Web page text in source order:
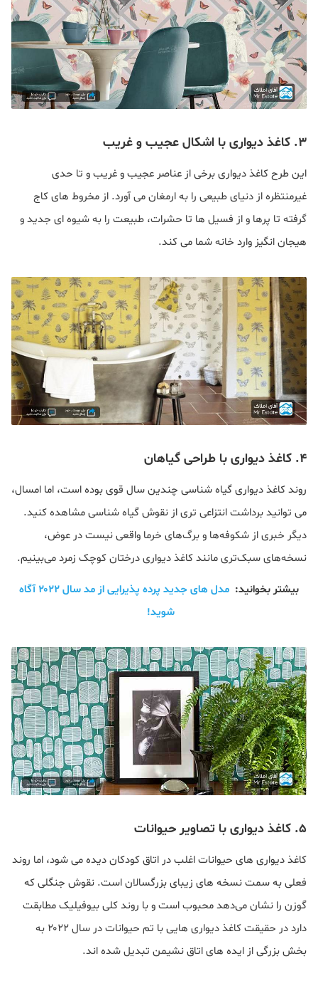
۳. کاغذ دیواری با اشکال عجیب و غریب
این طرح کاغذ دیواری برخی از عناصر عجیب و غریب و تا حدی
غیرمنتظره از دنیای طبیعی را به ارمغان می آورد. از مخروط های کاج
گرفته تا پرها و از فسیل ها تا حشرات، طبیعت را به شیوه ای جدید و
هیجان انگیز وارد خانه شما می کند.
۴. کاغذ دیواری با طراحی گیاهان
روند کاغذ دیواری گیاه شناسی چندین سال قوی بوده است، اما امسال،
می توانید برداشت انتزاعی تری از نقوش گیاه شناسی مشاهده کنید.
دیگر خبری از شکوفه‌ها و برگ‌های خرما واقعی نیست در عوض،
نسخه‌های سبک‌تری مانند کاغذ دیواری درختان کوچک زمرد می‌بینیم.
بیشتر بخوانید:
مدل های جدید پرده پذیرایی از مد سال ۲۰۲۲ آگاه
شوید!
۵. کاغذ دیواری با تصاویر حیوانات
کاغذ دیواری های حیوانات اغلب در اتاق کودکان دیده می شود، اما روند
فعلی به سمت نسخه های زیبای بزرگسالان است. نقوش جنگلی که
گوزن را نشان می‌دهد محبوب است و با روند کلی بیوفیلیک مطابقت
دارد در حقیقت کاغذ دیواری هایی با تم حیوانات در سال ۲۰۲۲ به
بخش بزرگی از ایده های اتاق نشیمن تبدیل شده اند.